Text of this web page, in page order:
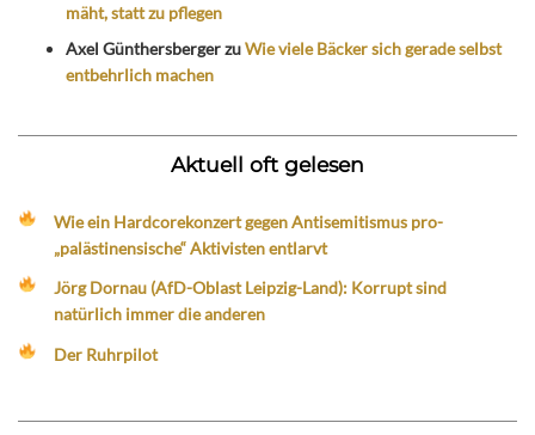
mäht, statt zu pflegen
Axel GünthersbergerzuWie viele Bäcker sich gerade selbst
entbehrlich machen
Aktuell oft gelesen
Wie ein Hardcorekonzert gegen Antisemitismus pro-
„palästinensische“ Aktivisten entlarvt
Jörg Dornau (AfD-Oblast Leipzig-Land): Korrupt sind
natürlich immer die anderen
Der Ruhrpilot